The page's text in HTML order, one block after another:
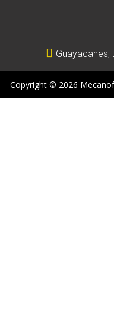
Guayacanes,
Copyright © 2026